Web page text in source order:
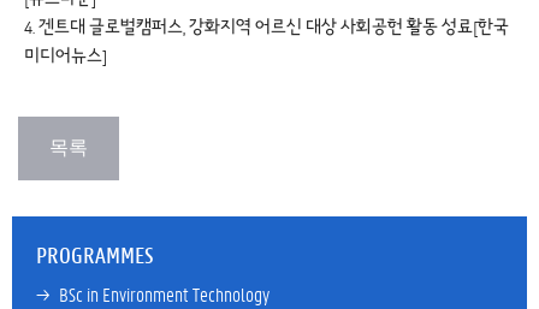
4. 겐트대 글로벌캠퍼스, 강화지역 어르신 대상 사회공헌 활동 성료[한국
미디어뉴스]
PROGRAMMES
→ BSc in Environment Technology